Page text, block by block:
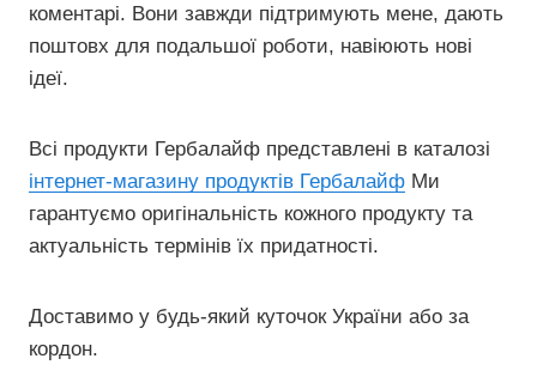
коментарі. Вони завжди підтримують мене, дають
поштовх для подальшої роботи, навіюють нові
ідеї.
Всі продукти Гербалайф представлені в каталозі
інтернет-магазину продуктів Гербалайф Ми
гарантуємо оригінальність кожного продукту та
актуальність термінів їх придатності.
Доставимо у будь-який куточок України або за
кордон.